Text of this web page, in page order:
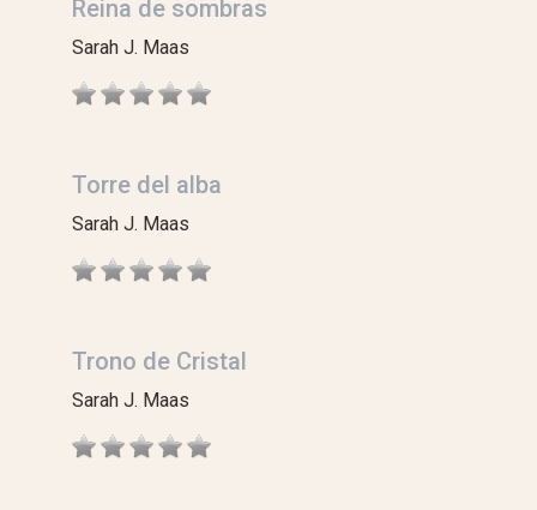
Reina de sombras
Sarah J. Maas
Torre del alba
Sarah J. Maas
Trono de Cristal
Sarah J. Maas